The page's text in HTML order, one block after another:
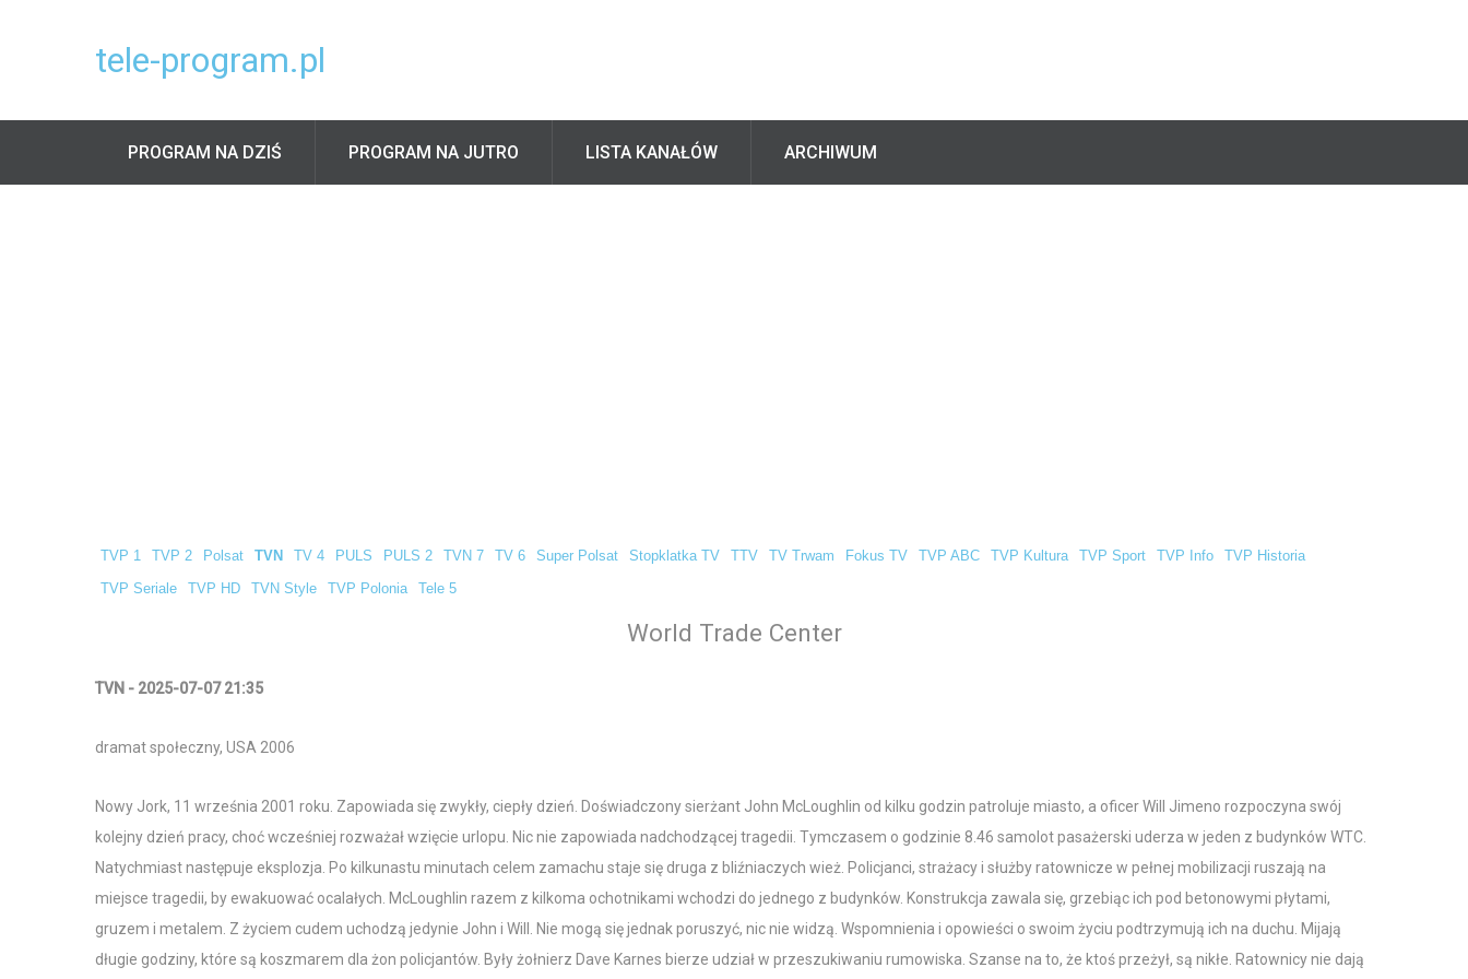
tele-program.pl
PROGRAM NA DZIŚ PROGRAM NA JUTRO LISTA KANAŁÓW ARCHIWUM
TVP 1 TVP 2 Polsat TVN TV 4 PULS PULS 2 TVN 7 TV 6 Super Polsat Stopklatka TV TTV TV Trwam Fokus TV TVP ABC TVP Kultura TVP Sport TVP Info TVP Historia
TVP Seriale TVP HD TVN Style TVP Polonia Tele 5
World Trade Center
TVN - 2025-07-07 21:35
dramat społeczny, USA 2006
Nowy Jork, 11 września 2001 roku. Zapowiada się zwykły, ciepły dzień. Doświadczony sierżant John McLoughlin od kilku godzin patroluje miasto, a oficer Will Jimeno rozpoczyna swój
kolejny dzień pracy, choć wcześniej rozważał wzięcie urlopu. Nic nie zapowiada nadchodzącej tragedii. Tymczasem o godzinie 8.46 samolot pasażerski uderza w jeden z budynków WTC.
Natychmiast następuje eksplozja. Po kilkunastu minutach celem zamachu staje się druga z bliźniaczych wież. Policjanci, strażacy i służby ratownicze w pełnej mobilizacji ruszają na
miejsce tragedii, by ewakuować ocalałych. McLoughlin razem z kilkoma ochotnikami wchodzi do jednego z budynków. Konstrukcja zawala się, grzebiąc ich pod betonowymi płytami,
gruzem i metalem. Z życiem cudem uchodzą jedynie John i Will. Nie mogą się jednak poruszyć, nic nie widzą. Wspomnienia i opowieści o swoim życiu podtrzymują ich na duchu. Mijają
długie godziny, które są koszmarem dla żon policjantów. Były żołnierz Dave Karnes bierze udział w przeszukiwaniu rumowiska. Szanse na to, że ktoś przeżył, są nikłe. Ratownicy nie dają